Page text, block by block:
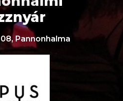
Pannonhalma